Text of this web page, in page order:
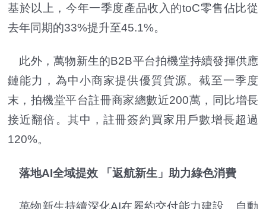
基於以上，今年一季度產品收入的toC零售佔比從
去年同期的33%提升至45.1%。
此外，萬物新生的B2B平台拍機堂持續發揮供應
鏈能力，為中小商家提供優質貨源。截至一季度
末，拍機堂平台註冊商家總數近200萬，同比增長
接近翻倍。其中，註冊簽約買家用戶數增長超過
120%。
落地AI全域提效 「返航新生」助力綠色消費
萬物新生持續深化AI在履約交付能力建設、自動